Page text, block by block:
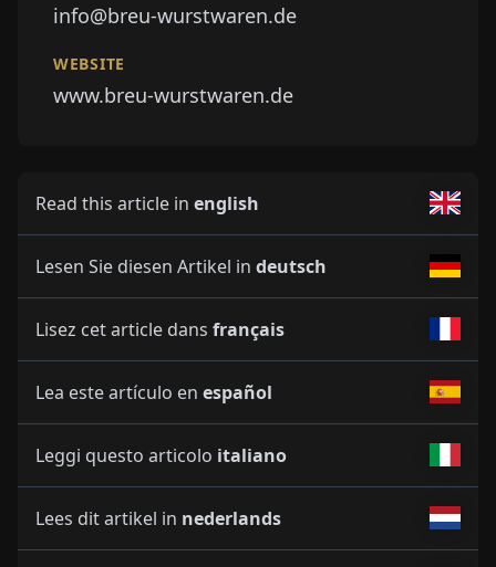
info@breu-wurstwaren.de
WEBSITE
www.breu-wurstwaren.de
Read this article in english
Lesen Sie diesen Artikel in deutsch
Lisez cet article dans français
Lea este artículo en español
Leggi questo articolo italiano
Lees dit artikel in nederlands